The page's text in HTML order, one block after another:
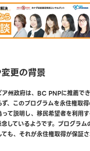
更の背景
ア州政府は、BC PNPに推薦で
、このプログラムを永住権取
て説明し、移民希望者を利用
しているようです。プログラム
も、それが永住権取得が保証